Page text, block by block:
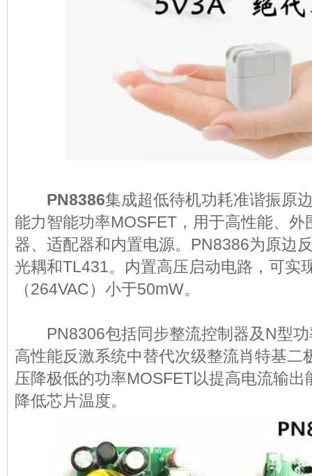
PN8386集成超低待机功耗准谐振原
能力智能功率MOSFET，用于高性能、外
器、适配器和内置电源。PN8386为原边
光耦和TL431。内置高压启动电路，可实
（264VAC）小于50mW。
PN8306包括同步整流控制器及N型功
高性能反激系统中替代次级整流肖特基二
压降极低的功率MOSFET以提高电流输
降低芯片温度。